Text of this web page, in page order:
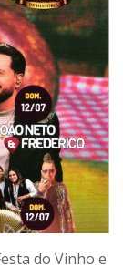
do Vinho e